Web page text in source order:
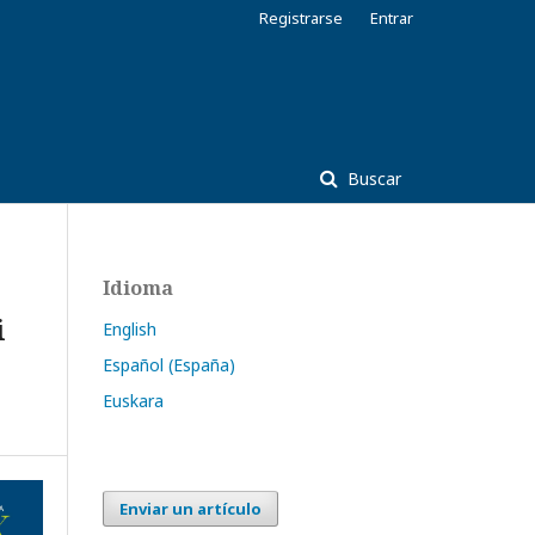
Buscar
Registrarse Entrar
Idioma
English
Español (España)
Euskara
Enviar un artículo